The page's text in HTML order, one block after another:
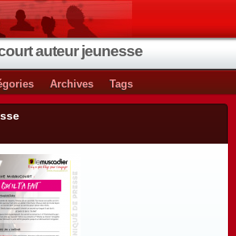
auteur jeunesse
Archives Tags